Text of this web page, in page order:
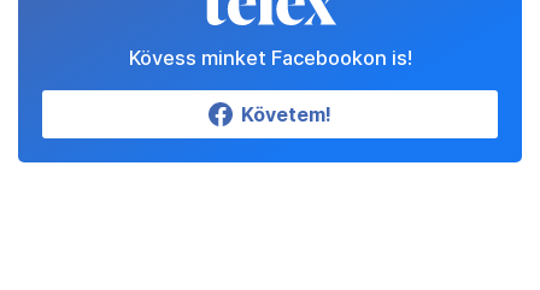
Kövess minket Facebookon is!
Követem!